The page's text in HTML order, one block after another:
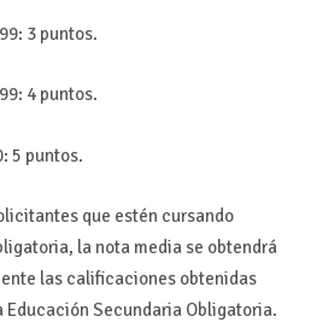
3 puntos.
4 puntos.
5 puntos.
que estén cursando
la nota media se obtendrá
las calificaciones obtenidas
Educación Secundaria Obligatoria.